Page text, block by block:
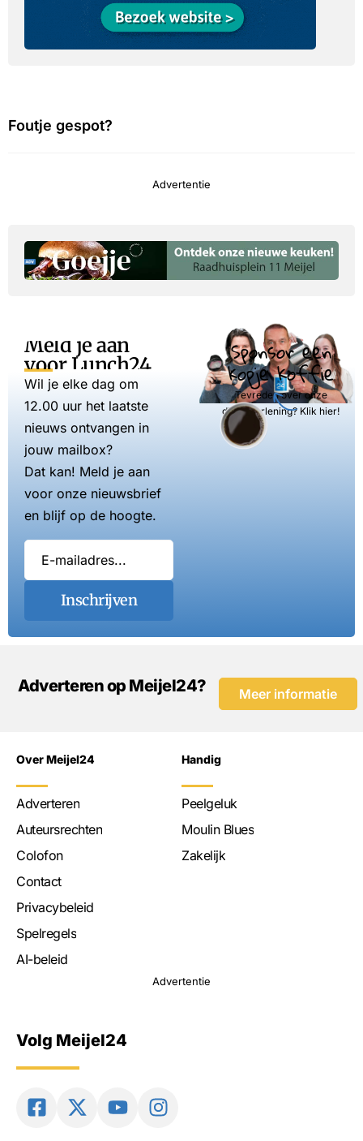
Foutje gespot?
Advertentie
Meld je aan
voor Lunch24
Wil je elke dag om
12.00 uur het laatste
nieuws ontvangen in
jouw mailbox?
Dat kan! Meld je aan
voor onze nieuwsbrief
en blijf op de hoogte.
Inschrijven
Sponsor een
kopje koffie
Tevreden over onze
dienstverlening? Klik hier!
Adverteren op Meijel24? Meer informatie
Over Meijel24
Adverteren
Auteursrechten
Colofon
Contact
Privacybeleid
Spelregels
AI-beleid
Handig
Peelgeluk
Moulin Blues
Zakelijk
Advertentie
Volg Meijel24